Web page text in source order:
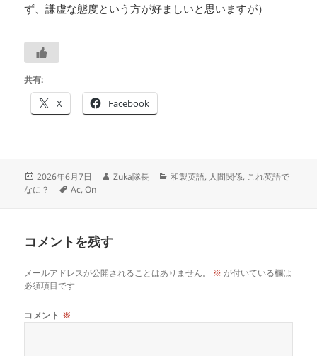
ず、謙虚な態度という方が好ましいと思いますが）
共有:
X Facebook
投
稿
2026年6月7日
作
Zuka隊長
カ
和製英語, 人間関係, これ英語で
なに？
タ
Ac,On
コメントを残す
メールアドレスが公開されることはありません。 ※ が付いている欄は
必須項目です
コメント ※